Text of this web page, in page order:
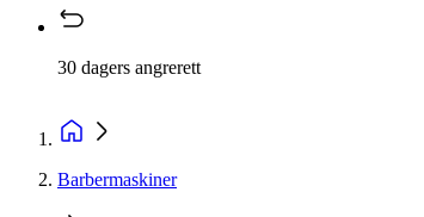
30 dagers angrerett
Barbermaskiner